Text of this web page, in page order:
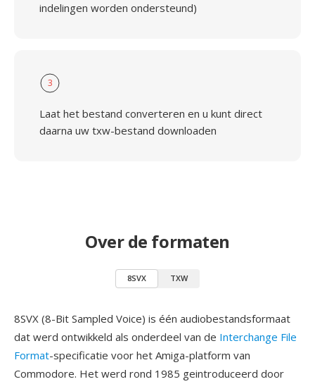
indelingen worden ondersteund)
3
Laat het bestand converteren en u kunt direct
daarna uw txw-bestand downloaden
Over de formaten
8SVX TXW
8SVX (8-Bit Sampled Voice) is één audiobestandsformaat
dat werd ontwikkeld als onderdeel van de Interchange File
Format-specificatie voor het Amiga-platform van
Commodore. Het werd rond 1985 geintroduceerd door